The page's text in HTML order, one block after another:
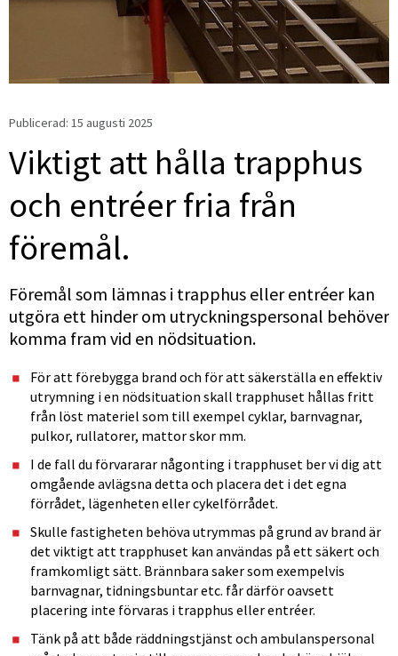
Publicerad: 15 augusti 2025
Viktigt att hålla trapphus
och entréer fria från
föremål.
Föremål som lämnas i trapphus eller entréer kan
utgöra ett hinder om utryckningspersonal behöver
komma fram vid en nödsituation.
För att förebygga brand och för att säkerställa en effektiv
utrymning i en nödsituation skall trapphuset hållas fritt
från löst materiel som till exempel cyklar, barnvagnar,
pulkor, rullatorer, mattor skor mm.
I de fall du förvararar någonting i trapphuset ber vi dig att
omgående avlägsna detta och placera det i det egna
förrådet, lägenheten eller cykelförrådet.
Skulle fastigheten behöva utrymmas på grund av brand är
det viktigt att trapphuset kan användas på ett säkert och
framkomligt sätt. Brännbara saker som exempelvis
barnvagnar, tidningsbuntar etc. får därför oavsett
placering inte förvaras i trapphus eller entréer.
Tänk på att både räddningstjänst och ambulanspersonal